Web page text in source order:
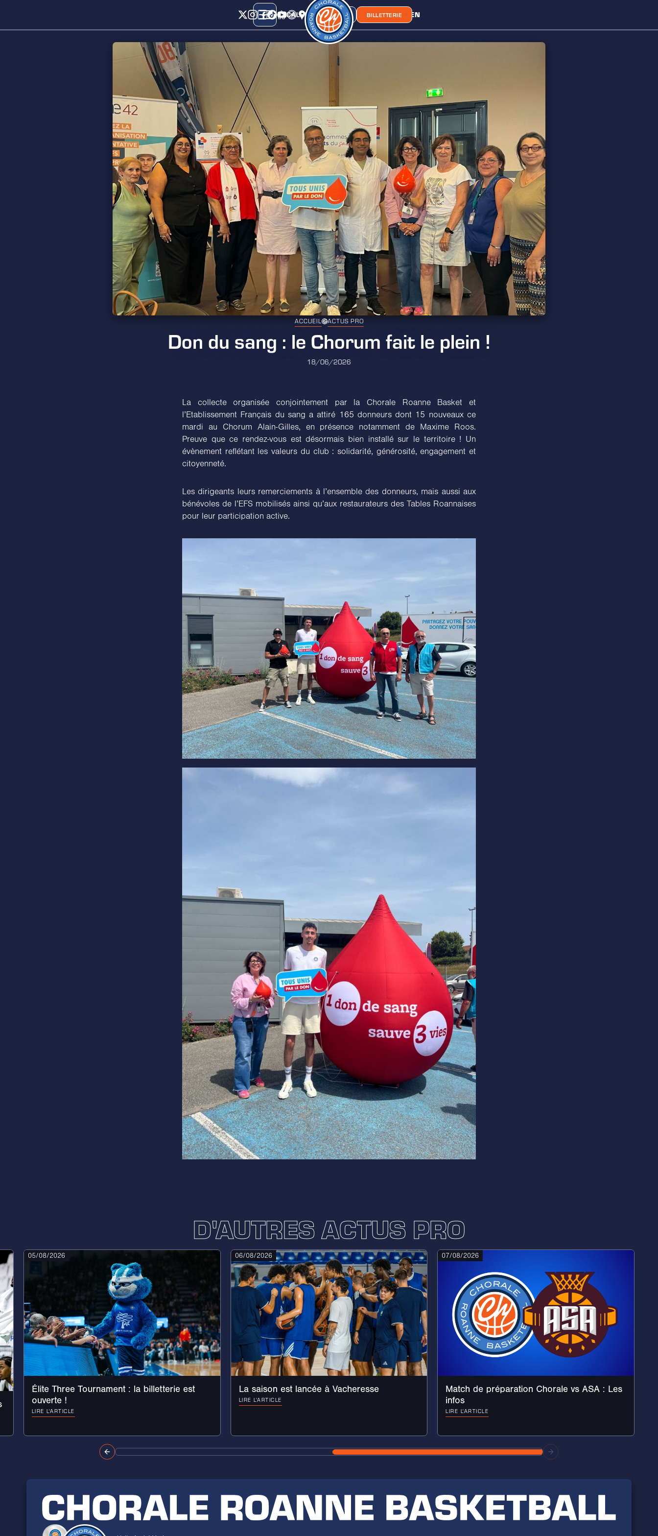
CALENDRIERCLASSEMENTCHORA' LIEN
BOUTIQUE BILLETTERIE
ACCUEIL ACTUS PRO
Don du sang : le Chorum fait le plein !
18/06/2026
La collecte organisée conjointement par la Chorale Roanne Basket et
l’Etablissement Français du sang a attiré 165 donneurs dont 15 nouveaux ce
mardi au Chorum Alain-Gilles, en présence notamment de Maxime Roos.
Preuve que ce rendez-vous est désormais bien installé sur le territoire ! Un
évènement reflétant les valeurs du club : solidarité, générosité, engagement et
citoyenneté.
Les dirigeants leurs remerciements à l’ensemble des donneurs, mais aussi aux
bénévoles de l’EFS mobilisés ainsi qu’aux restaurateurs des Tables Roannaises
pour leur participation active.
D'AUTRES ACTUS PRO
05/08/2026
Élite Three Tournament : la billetterie est
ouverte !
LIRE L'ARTICLE
06/08/2026
La saison est lancée à Vacheresse
LIRE L'ARTICLE
07/08/2026
Match de préparation Chorale vs ASA : Les
infos
LIRE L'ARTICLE